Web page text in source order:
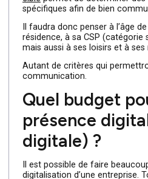
Se
Si une PME se digitalise, il
questionne sur la cible à
cible permet de déterminer
spécifiques afin de bien
Il faudra donc penser à
résidence, à sa CSP
Autant de critères qui